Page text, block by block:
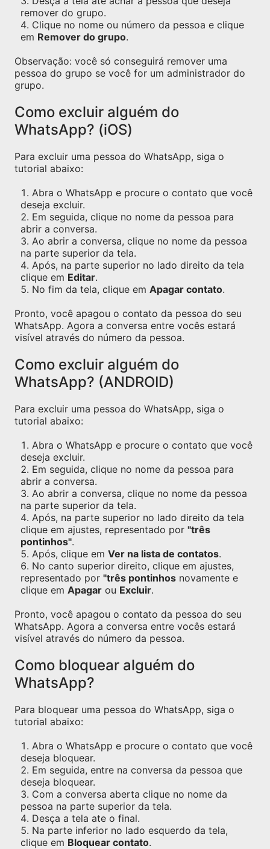
remover do grupo.
Clique no nome ou número da pessoa e clique
em Remover do grupo.
Observação: você só conseguirá remover uma
pessoa do grupo se você for um administrador do
grupo.
Como excluir alguém do
WhatsApp? (iOS)
Para excluir uma pessoa do WhatsApp, siga o
tutorial abaixo:
Abra o WhatsApp e procure o contato que você
deseja excluir.
Em seguida, clique no nome da pessoa para
abrir a conversa.
Ao abrir a conversa, clique no nome da pessoa
na parte superior da tela.
Após, na parte superior no lado direito da tela
clique em Editar.
No fim da tela, clique em Apagar contato.
Pronto, você apagou o contato da pessoa do seu
WhatsApp. Agora a conversa entre vocês estará
visível através do número da pessoa.
Como excluir alguém do
WhatsApp? (ANDROID)
Para excluir uma pessoa do WhatsApp, siga o
tutorial abaixo:
Abra o WhatsApp e procure o contato que você
deseja excluir.
Em seguida, clique no nome da pessoa para
abrir a conversa.
Ao abrir a conversa, clique no nome da pessoa
na parte superior da tela.
Após, na parte superior no lado direito da tela
clique em ajustes, representado por "três
pontinhos".
Após, clique em Ver na lista de contatos.
No canto superior direito, clique em ajustes,
representado por "três pontinhos novamente e
clique em Apagar ou Excluir.
Pronto, você apagou o contato da pessoa do seu
WhatsApp. Agora a conversa entre vocês estará
visível através do número da pessoa.
Como bloquear alguém do
WhatsApp?
Para bloquear uma pessoa do WhatsApp, siga o
tutorial abaixo:
Abra o WhatsApp e procure o contato que você
deseja bloquear.
Em seguida, entre na conversa da pessoa que
deseja bloquear.
Com a conversa aberta clique no nome da
pessoa na parte superior da tela.
Desça a tela ate o final.
Na parte inferior no lado esquerdo da tela,
clique em Bloquear contato.